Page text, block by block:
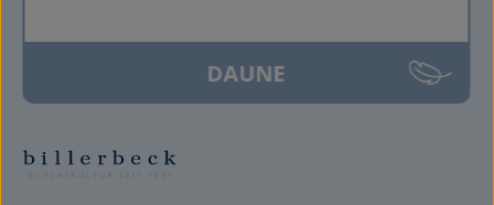
DAUNE